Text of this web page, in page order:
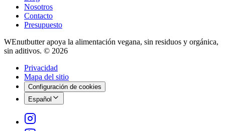
Nosotros
Contacto
Presupuesto
WEnutbutter apoya la alimentación vegana, sin residuos y orgánica,
sin aditivos. © 2026
Privacidad
Mapa del sitio
Configuración de cookies
Español